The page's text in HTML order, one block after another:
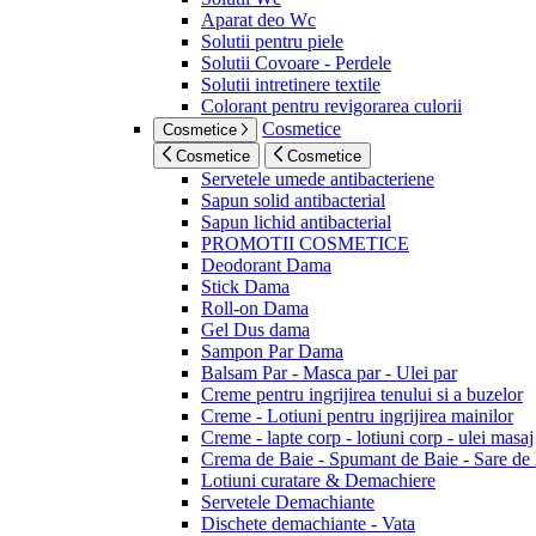
Aparat deo Wc
Solutii pentru piele
Solutii Covoare - Perdele
Solutii intretinere textile
Colorant pentru revigorarea culorii
Cosmetice Cosmetice
Cosmetice Cosmetice
Servetele umede antibacteriene
Sapun solid antibacterial
Sapun lichid antibacterial
PROMOTII COSMETICE
Deodorant Dama
Stick Dama
Roll-on Dama
Gel Dus dama
Sampon Par Dama
Balsam Par - Masca par - Ulei par
Creme pentru ingrijirea tenului si a buzelor
Creme - Lotiuni pentru ingrijirea mainilor
Creme - lapte corp - lotiuni corp - ulei masaj
Crema de Baie - Spumant de Baie - Sare de
Lotiuni curatare & Demachiere
Servetele Demachiante
Dischete demachiante - Vata